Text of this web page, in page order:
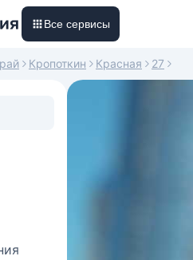
Все сервисы
Кропоткин Красная 27